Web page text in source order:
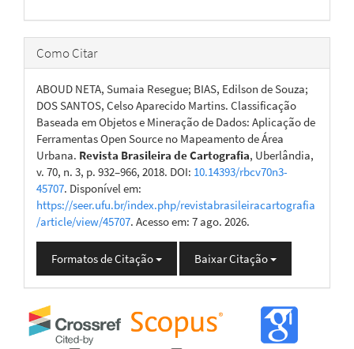
Como Citar
ABOUD NETA, Sumaia Resegue; BIAS, Edilson de Souza;
DOS SANTOS, Celso Aparecido Martins. Classificação
Baseada em Objetos e Mineração de Dados: Aplicação de
Ferramentas Open Source no Mapeamento de Área
Urbana. Revista Brasileira de Cartografia, Uberlândia,
v. 70, n. 3, p. 932–966, 2018. DOI: 10.14393/rbcv70n3-
45707. Disponível em:
https://seer.ufu.br/index.php/revistabrasileiracartografia
/article/view/45707. Acesso em: 7 ago. 2026.
Formatos de Citação Baixar Citação